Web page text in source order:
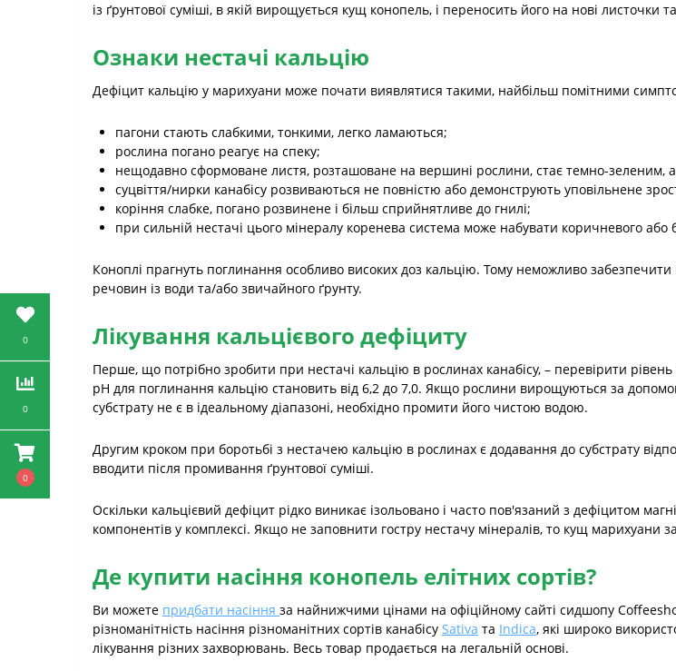
0
0
0
із ґрунтової суміші, в якій вирощується кущ конопель, і переносить його на нові листочки
Ознаки нестачі кальцію
Дефіцит кальцію у марихуани може почати виявлятися такими, найбільш помітними
пагони стають слабкими, тонкими, легко ламаються;
рослина погано реагує на спеку;
нещодавно сформоване листя, розташоване на вершині рослини, стає темно-зеленим,
суцвіття/нирки канабісу розвиваються не повністю або демонструють уповільнене
коріння слабке, погано розвинене і більш сприйнятливе до гнилі;
при сильній нестачі цього мінералу коренева система може набувати коричневого
Коноплі прагнуть поглинання особливо високих доз кальцію. Тому неможливо
речовин із води та/або звичайного ґрунту.
Лікування кальцієвого дефіциту
Перше, що потрібно зробити при нестачі кальцію в рослинах канабісу, – перевірити
pH для поглинання кальцію становить від 6,2 до 7,0. Якщо рослини вирощуються за
субстрату не є в ідеальному діапазоні, необхідно промити його чистою водою.
Другим кроком при боротьбі з нестачею кальцію в рослинах є додавання до субстрату
вводити після промивання ґрунтової суміші.
Оскільки кальцієвий дефіцит рідко виникає ізольовано і часто пов'язаний з дефіцитом
компонентів у комплексі. Якщо не заповнити гостру нестачу мінералів, то кущ марихуани
Де купити насіння конопель елітних сортів?
Ви можете придбати насіння за найнижчими цінами на офіційному сайті сидшопу
різноманітність насіння різноманітних сортів канабісу Sativa та Indica, які широко
лікування різних захворювань. Весь товар продається на легальній основі.